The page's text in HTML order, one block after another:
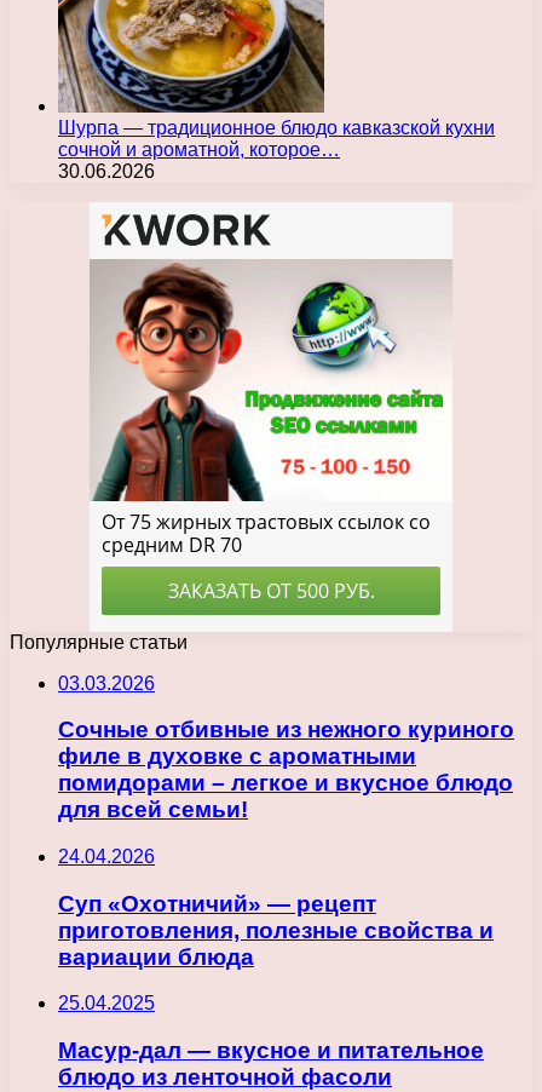
Шурпа — традиционное блюдо кавказской кухни
сочной и ароматной, которое…
30.06.2026
Популярные статьи
03.03.2026
Сочные отбивные из нежного куриного
филе в духовке с ароматными
помидорами – легкое и вкусное блюдо
для всей семьи!
24.04.2026
Суп «Охотничий» — рецепт
приготовления, полезные свойства и
вариации блюда
25.04.2025
Масур-дал — вкусное и питательное
блюдо из ленточной фасоли